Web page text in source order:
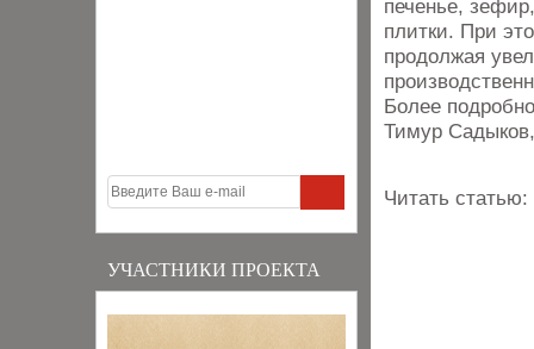
УЧАСТНИКИ ПРОЕКТА
печенье,
плитки. При
продолжая
Более
Тимур
Читать статью: